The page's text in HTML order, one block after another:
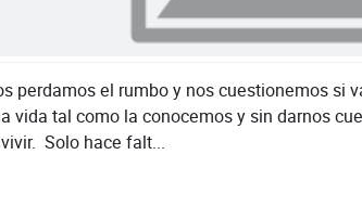
perdamos el rumbo y nos cuestionemos si
vida tal como la conocemos y sin darnos
Solo hace falt...